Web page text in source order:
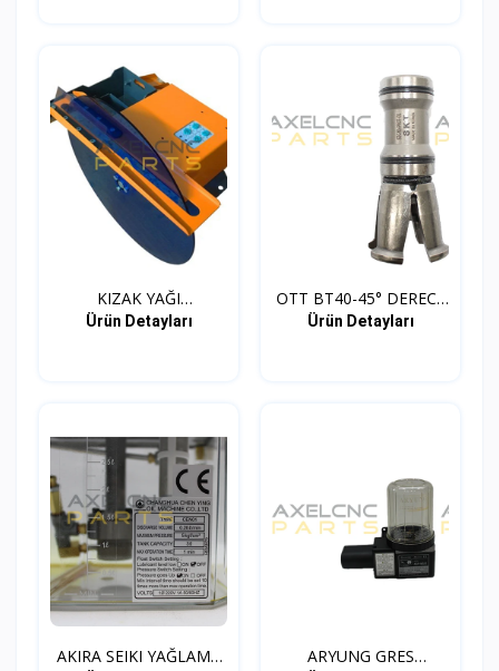
KIZAK YAĞI
AYRIŞTIRICI...
Ürün Detayları
OTT BT40-45° DERECE
PUL...
Ürün Detayları
AKIRA SEIKI YAĞLAMA
ARYUNG GRES